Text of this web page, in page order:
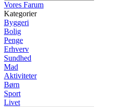
Vores Farum
Kategorier
Byggeri
Bolig
Penge
Erhverv
Sundhed
Mad
Aktiviteter
Børn
Sport
Livet